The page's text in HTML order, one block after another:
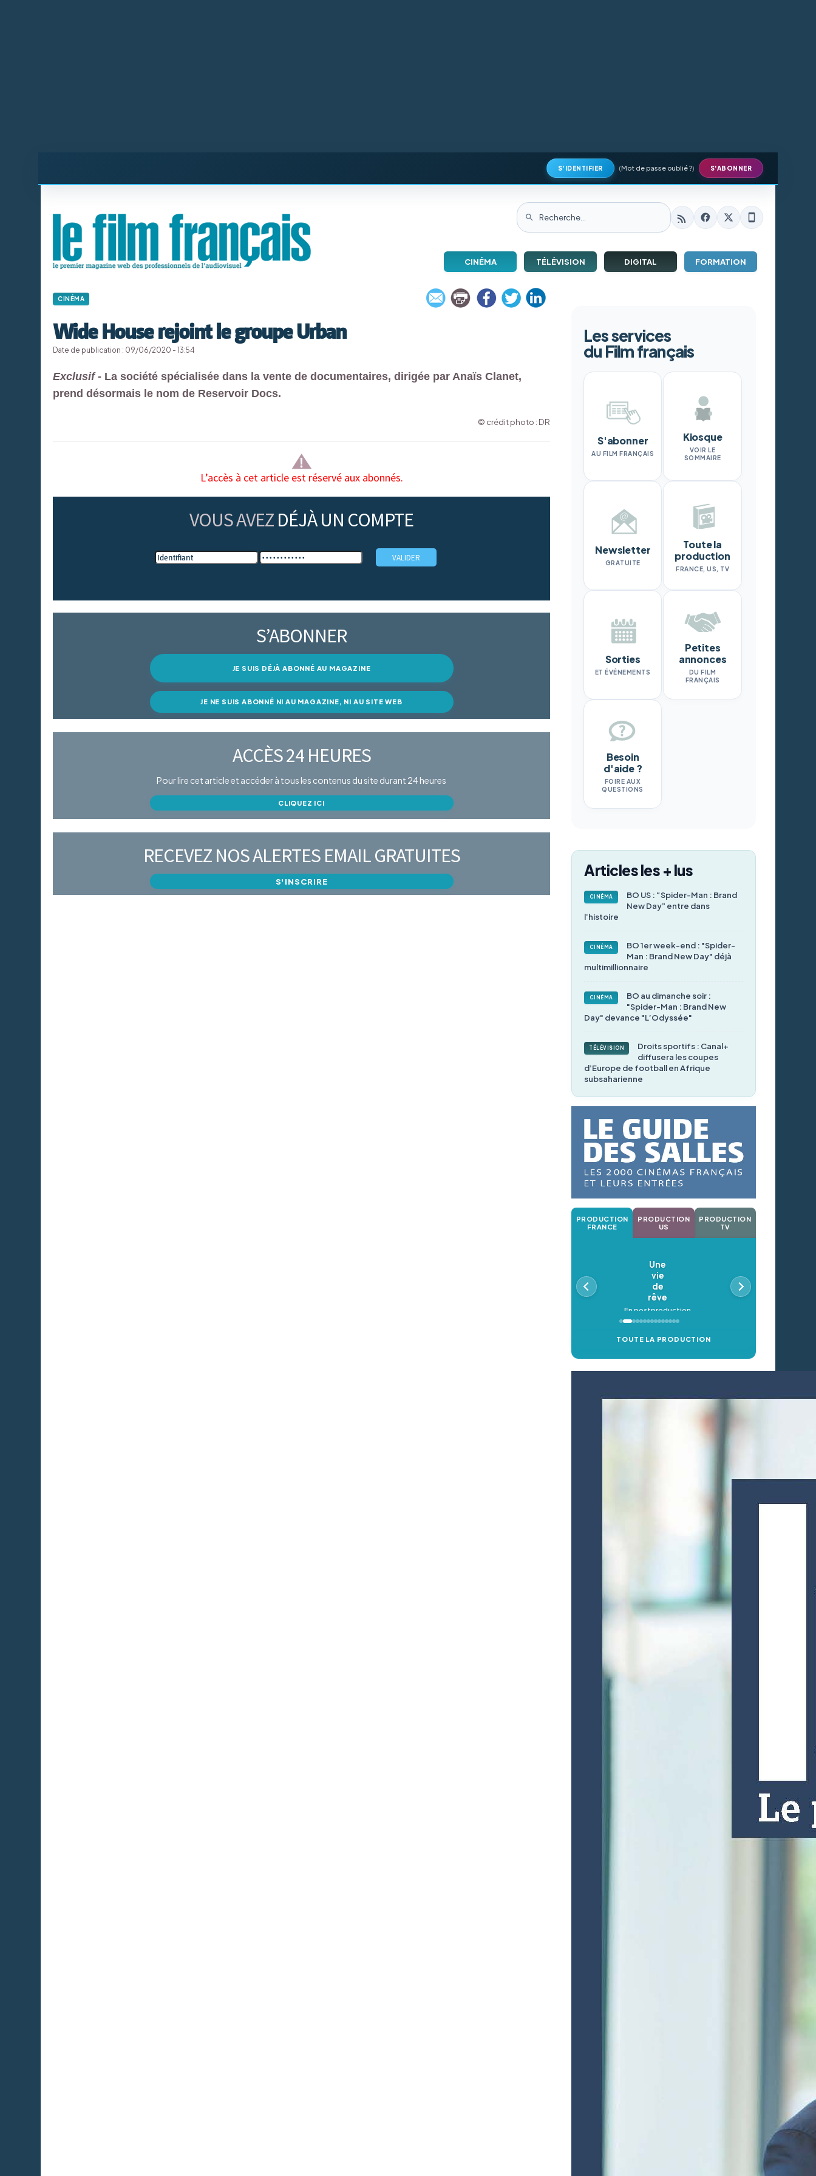
S'IDENTIFIER (Mot de passe oublié ?) S'ABONNER
CINÉMA TÉLÉVISION DIGITAL FORMATION
CINÉMA
Wide House rejoint le groupe Urban
Date de publication : 09/06/2020 - 13:54
Exclusif- La société spécialisée dans la vente de documentaires, dirigée par Anaïs Clanet,
prend désormais le nom de Reservoir Docs.
© crédit photo : DR
L’accès à cet article est réservé aux abonnés.
VOUS AVEZ DÉJÀ UN COMPTE
S’ABONNER
JE SUIS DÉJÀ ABONNÉ AU MAGAZINE
JE NE SUIS ABONNÉ NI AU MAGAZINE, NI AU SITE WEB
ACCÈS 24 HEURES
Pour lire cet article et accéder à tous les contenus du site durant 24 heures
CLIQUEZ ICI
RECEVEZ NOS ALERTES EMAIL GRATUITES
S'INSCRIRE
Les services
du Film français
S'abonner
AU FILM FRANÇAIS
Kiosque
VOIR LE
SOMMAIRE
Newsletter
GRATUITE
Toute la
production
FRANCE, US, TV
Sorties
ET ÉVÉNEMENTS
Petites
annonces
DU FILM
FRANÇAIS
Besoin
d'aide ?
FOIRE AUX
QUESTIONS
Articles les + lus
CINÉMA
BO US : “Spider-Man : Brand
New Day” entre dans
l’histoire
CINÉMA
BO 1er week-end : "Spider-
Man : Brand New Day" déjà
multimillionnaire
CINÉMA
BO au dimanche soir :
"Spider-Man : Brand New
Day" devance "L’Odyssée"
TÉLÉVISION
Droits sportifs : Canal+
diffusera les coupes
d’Europe de football en Afrique
subsaharienne
PRODUCTION
FRANCE
PRODUCTION
US
PRODUCTION
TV
Une
vie
de
rêve
En postproduction
TOUTE LA PRODUCTION